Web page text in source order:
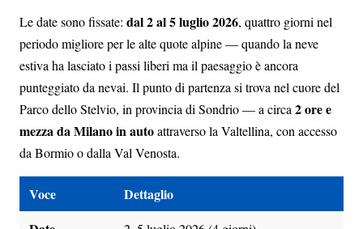
Le date sono fissate: dal 2 al 5 luglio 2026, quattro giorni nel
periodo migliore per le alte quote alpine — quando la neve
estiva ha lasciato i passi liberi ma il paesaggio è ancora
punteggiato da nevai. Il punto di partenza si trova nel cuore del
Parco dello Stelvio, in provincia di Sondrio — a circa 2 ore e
mezza da Milano in autoattraverso la Valtellina, con accesso
da Bormio o dalla Val Venosta.
Voce
Dettaglio